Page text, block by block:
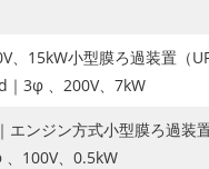
15kW小型膜ろ過装置（UF
｜3φ 、200V、7kW
ジン方式小型膜ろ過装置
100V、0.5kW